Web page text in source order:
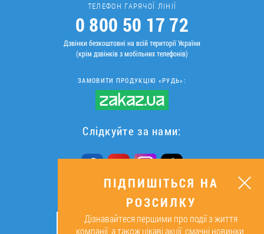
ТЕЛЕФОН ГАРЯЧОЇ ЛІНІЇ
0 800 50 17 72
Дзвінки безкоштовні на всій території України
(крім дзвінків з мобільних телефонів)
ЗАМОВИТИ ПРОДУКЦІЮ «РУДЬ»:
Слідкуйте за нами:
ПІДПИШІТЬСЯ НА РОЗСИЛКУ
ОК
ПІДПИШІТЬСЯ НА
РОЗСИЛКУ
Дізнавайтеся першими про події з життя
компанії, а також цікаві акції, смачні новинки,